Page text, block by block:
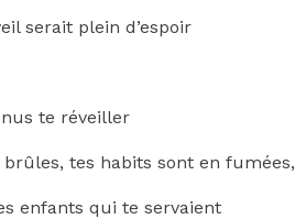
serait plein d’espoir
te réveiller
tes habits sont en fumées,
enfants qui te servaient